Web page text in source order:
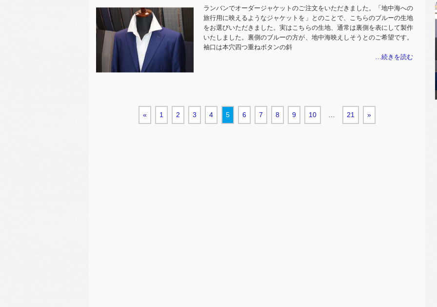
ランバンでオーダージャケットのご注文をいただきました。「地中海への
旅行用に映えるようなジャケットを」とのことで、こちらのブルーの生地
をお選びいただきました。実はこちらの生地、通常は裏側を表にして製作
いたしました。裏側のブルーの方が、地中海映えしそうとのご希望です。
袖口は本穴四つ重ねボタンの斜
« 1 2 3 4 5 6 7 8 9 10 21 »